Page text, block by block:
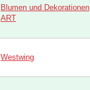
Blumen und Dekorationen
ART
Westwing